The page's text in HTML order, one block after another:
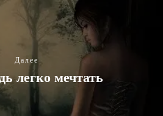
Далее
легко мечтать